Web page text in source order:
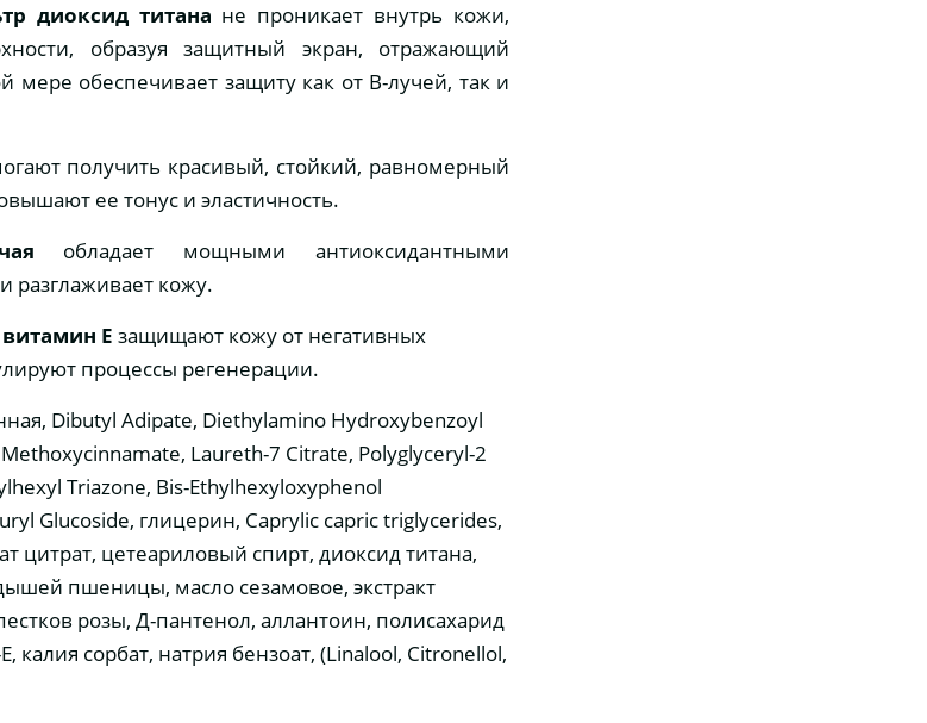
диоксид титана не проникает внутрь кожи,
образуя защитный экран, отражающий
мере обеспечивает защиту как от В-лучей, так и
получить красивый, стойкий, равномерный
ее тонус и эластичность.
обладает мощными антиоксидантными
разглаживает кожу.
Е защищают кожу от негативных
процессы регенерации.
Dibutyl Adipate, Diethylamino Hydroxybenzoyl
Laureth-7 Citrate, Polyglyceryl-2
Triazone, Bis-Ethylhexyloxyphenol
Glucoside, глицерин, Caprylic capric triglycerides,
цитрат, цетеариловый спирт, диоксид титана,
пшеницы, масло сезамовое, экстракт
розы, Д-пантенол, аллантоин, полисахарид
калия сорбат, натрия бензоат, (Linalool, Citronellol,